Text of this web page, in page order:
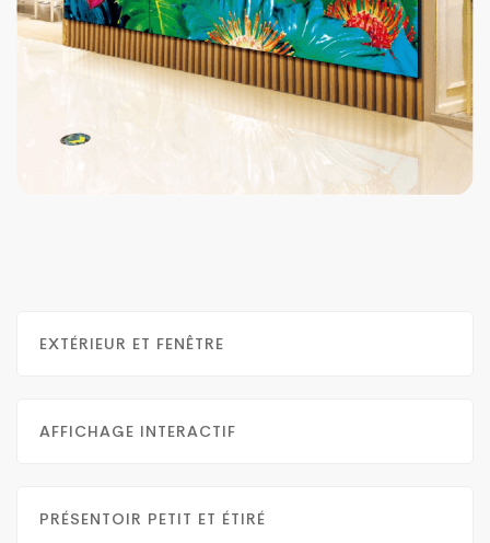
EXTÉRIEUR ET FENÊTRE
AFFICHAGE INTERACTIF
PRÉSENTOIR PETIT ET ÉTIRÉ